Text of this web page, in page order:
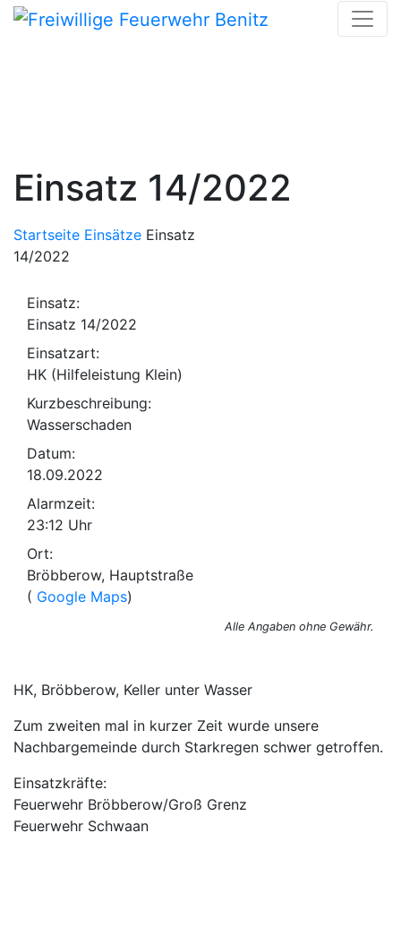
Skip
Einsatz 14/2022
Startseite Einsätze Einsatz
14/2022
Einsatz:
Einsatz 14/2022
Einsatzart:
HK (Hilfeleistung Klein)
Kurzbeschreibung:
Wasserschaden
Datum:
18.09.2022
Alarmzeit:
23:12 Uhr
Ort:
Bröbberow, Hauptstraße
( Google Maps)
Alle Angaben ohne Gewähr.
HK, Bröbberow, Keller unter Wasser
Zum zweiten mal in kurzer Zeit wurde unsere
Nachbargemeinde durch Starkregen schwer getroffen.
Einsatzkräfte:
Feuerwehr Bröbberow/Groß Grenz
Feuerwehr Schwaan